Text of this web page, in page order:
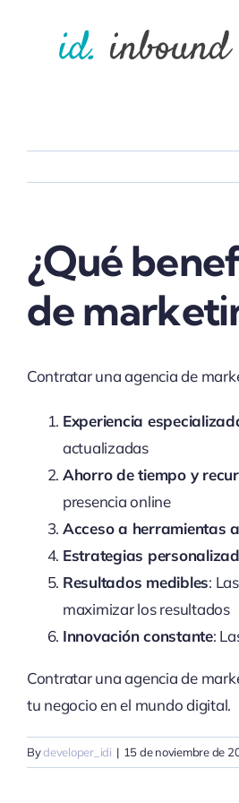
¿Qué
de
Contratar una agencia de
Experiencia
actualizadas
Ahorro de tiempo y
presencia online
Acceso a herramientas
Estrategias
Resultados medibles:
maximizar los resultados
Innovación constante:
Contratar una agencia de
tu negocio en el mundo digital.
Bydeveloper_idi | 15 de noviembre de